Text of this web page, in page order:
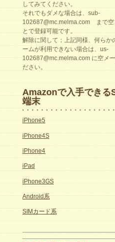
してみてください。
それでもダメな場合は、sub-
102687@mc.melma.com まで空
とで登録可能です。
解除に関して；上記同様、何らか
ームが利用できない場合は、us-
102687@mc.melma.com に空メ
ださい。
Amazonで入手できる
端末
iPhone5
iPhone4S
iPhone4
iPad
iPhone3GS
Android系
SIMカード系